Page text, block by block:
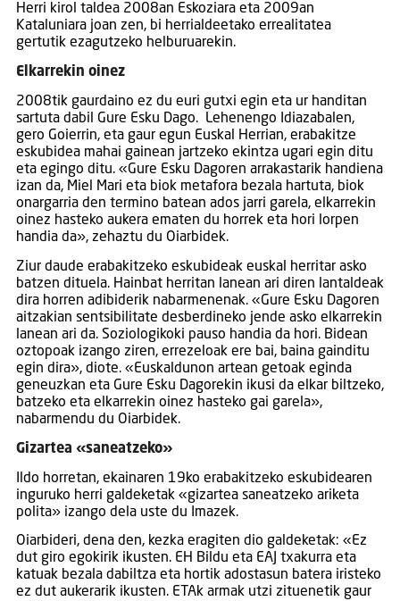
Herri kirol taldea 2008an Eskoziara eta 2009an
Kataluniara joan zen, bi herrialdeetako errealitatea
gertutik ezagutzeko helburuarekin.
Elkarrekin oinez
2008tik gaurdaino ez du euri gutxi egin eta ur handitan
sartuta dabil Gure Esku Dago. Lehenengo Idiazabalen,
gero Goierrin, eta gaur egun Euskal Herrian, erabakitze
eskubidea mahai gainean jartzeko ekintza ugari egin ditu
eta egingo ditu. «Gure Esku Dagoren arrakastarik handiena
izan da, Miel Mari eta biok metafora bezala hartuta, biok
onargarria den termino batean ados jarri garela, elkarrekin
oinez hasteko aukera ematen du horrek eta hori lorpen
handia da», zehaztu du Oiarbidek.
Ziur daude erabakitzeko eskubideak euskal herritar asko
batzen dituela. Hainbat herritan lanean ari diren lantaldeak
dira horren adibiderik nabarmenenak. «Gure Esku Dagoren
aitzakian sentsibilitate desberdineko jende asko elkarrekin
lanean ari da. Soziologikoki pauso handia da hori. Bidean
oztopoak izango ziren, errezeloak ere bai, baina gainditu
egin dira», diote. «Euskaldunon artean getoak eginda
geneuzkan eta Gure Esku Dagorekin ikusi da elkar biltzeko,
batzeko eta elkarrekin oinez hasteko gai garela»,
nabarmendu du Oiarbidek.
Gizartea «saneatzeko»
Ildo horretan, ekainaren 19ko erabakitzeko eskubidearen
inguruko herri galdeketak «gizartea saneatzeko ariketa
polita» izango dela uste du Imazek.
Oiarbideri, dena den, kezka eragiten dio galdeketak: «Ez
dut giro egokirik ikusten. EH Bildu eta EAJ txakurra eta
katuak bezala dabiltza eta hortik adostasun batera iristeko
ez dut aukerarik ikusten. ETAk armak utzi zituenetik gaur